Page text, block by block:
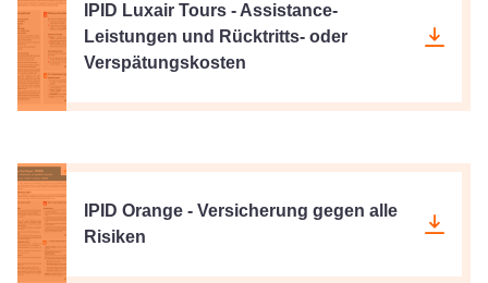
IPID Luxair Tours - Assistance-
Leistungen und Rücktritts- oder
Verspätungskosten
IPID Orange - Versicherung gegen alle
Risiken